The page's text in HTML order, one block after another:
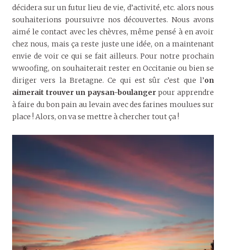
décidera sur un futur lieu de vie, d’activité, etc. alors nous
souhaiterions poursuivre nos découvertes. Nous avons
aimé le contact avec les chèvres, même pensé à en avoir
chez nous, mais ça reste juste une idée, on a maintenant
envie de voir ce qui se fait ailleurs. Pour notre prochain
wwoofing, on souhaiterait rester en Occitanie ou bien se
diriger vers la Bretagne. Ce qui est sûr c’est que l’on
aimerait trouver un paysan-boulanger pour apprendre
à faire du bon pain au levain avec des farines moulues sur
place ! Alors, on va se mettre à chercher tout ça !